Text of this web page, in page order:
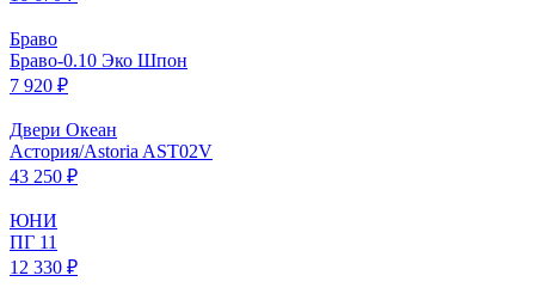
Браво
Браво-0.10 Эко Шпон
7 920 ₽
Двери Океан
Астория/Astoria AST02V
43 250 ₽
ЮНИ
ПГ 11
12 330 ₽